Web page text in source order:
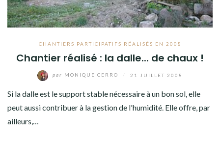
CHANTIERS PARTICIPATIFS RÉALISÉS EN 2008
Chantier réalisé : la dalle... de chaux !
par MONIQUE CERRO 21 JUILLET 2008
Si la dalle est le support stable nécessaire à un bon sol, elle
peut aussi contribuer à la gestion de l'humidité. Elle offre, par
ailleurs,…